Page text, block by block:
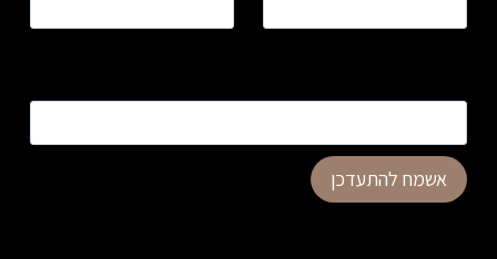
אשמח להתעדכן